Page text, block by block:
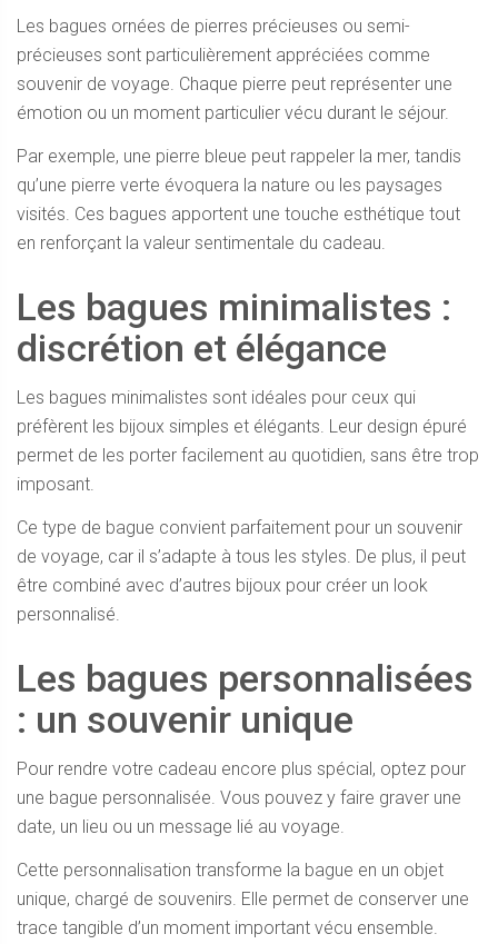
Les bagues ornées de pierres précieuses ou semi-
précieuses sont particulièrement appréciées comme
souvenir de voyage. Chaque pierre peut représenter une
émotion ou un moment particulier vécu durant le séjour.
Par exemple, une pierre bleue peut rappeler la mer, tandis
qu’une pierre verte évoquera la nature ou les paysages
visités. Ces bagues apportent une touche esthétique tout
en renforçant la valeur sentimentale du cadeau.
Les bagues minimalistes :
discrétion et élégance
Les bagues minimalistes sont idéales pour ceux qui
préfèrent les bijoux simples et élégants. Leur design épuré
permet de les porter facilement au quotidien, sans être trop
imposant.
Ce type de bague convient parfaitement pour un souvenir
de voyage, car il s’adapte à tous les styles. De plus, il peut
être combiné avec d’autres bijoux pour créer un look
personnalisé.
Les bagues personnalisées
: un souvenir unique
Pour rendre votre cadeau encore plus spécial, optez pour
une bague personnalisée. Vous pouvez y faire graver une
date, un lieu ou un message lié au voyage.
Cette personnalisation transforme la bague en un objet
unique, chargé de souvenirs. Elle permet de conserver une
trace tangible d’un moment important vécu ensemble.